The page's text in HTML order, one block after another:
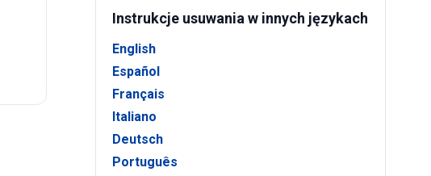
Instrukcje usuwania w innych językach
English
Español
Français
Italiano
Deutsch
Português